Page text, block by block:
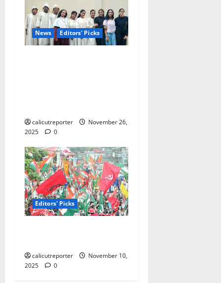
News Editors' Picks
calicutreporter
November 26,
2025
0
Editors' Picks
calicutreporter
November 10,
2025
0